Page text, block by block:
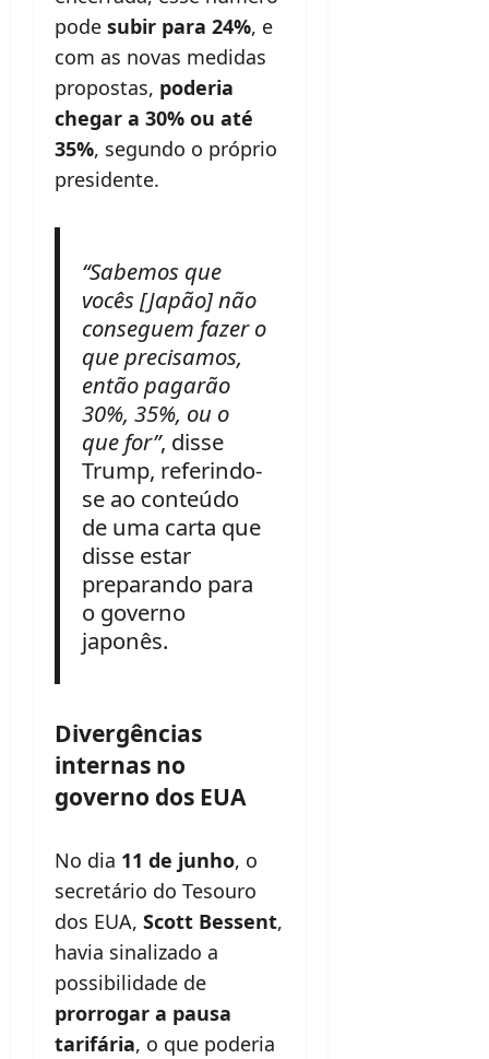
pode subir para 24%, e
com as novas medidas
propostas, poderia
chegar a 30% ou até
35%, segundo o próprio
presidente.
“Sabemos que
vocês [Japão] não
conseguem fazer o
que precisamos,
então pagarão
30%, 35%, ou o
que for”, disse
Trump, referindo-
se ao conteúdo
de uma carta que
disse estar
preparando para
o governo
japonês.
Divergências
internas no
governo dos EUA
No dia 11 de junho, o
secretário do Tesouro
dos EUA, Scott Bessent,
havia sinalizado a
possibilidade de
prorrogar a pausa
tarifária, o que poderia